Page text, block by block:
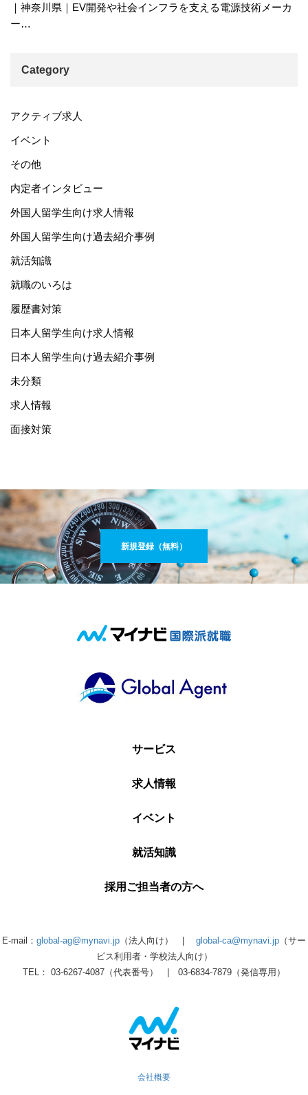
｜神奈川県｜EV開発や社会インフラを支える電源技術メーカ
ー…
Category
アクティブ求人
イベント
その他
内定者インタビュー
外国人留学生向け求人情報
外国人留学生向け過去紹介事例
就活知識
就職のいろは
履歴書対策
日本人留学生向け求人情報
日本人留学生向け過去紹介事例
未分類
求人情報
面接対策
新規登録（無料）
サービス
求人情報
イベント
就活知識
採用ご担当者の方へ
E-mail： global-ag@mynavi.jp （法人向け） | global-ca@mynavi.jp （サー
ビス利用者・学校法人向け）
TEL： 03-6267-4087（代表番号） | 03-6834-7879（発信専用）
会社概要